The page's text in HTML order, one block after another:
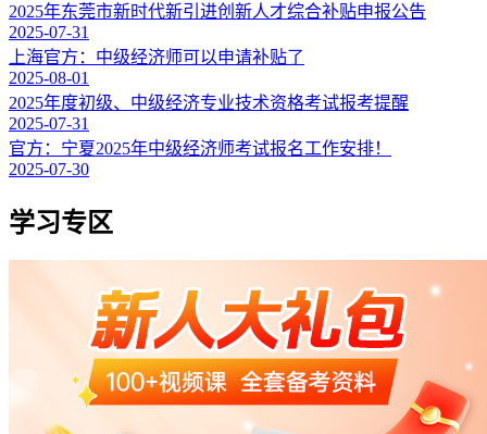
2025年东莞市新时代新引进创新人才综合补贴申报公告
2025-07-31
上海官方：中级经济师可以申请补贴了
2025-08-01
2025年度初级、中级经济专业技术资格考试报考提醒
2025-07-31
官方：宁夏2025年中级经济师考试报名工作安排！
2025-07-30
学习专区